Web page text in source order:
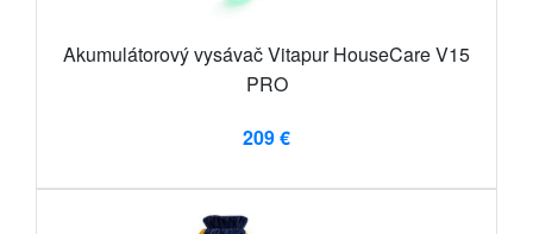
Akumulátorový vysávač Vitapur HouseCare V15
PRO
209 €